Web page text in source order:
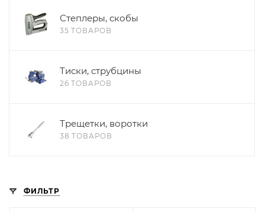
Степлеры, скобы
35 ТОВАРОВ
Тиски, струбцины
26 ТОВАРОВ
Трещетки, воротки
38 ТОВАРОВ
ФИЛЬТР